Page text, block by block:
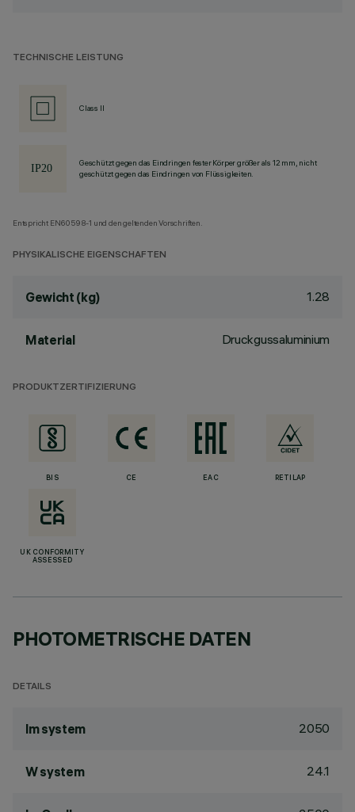
TECHNISCHE LEISTUNG
Class II
Geschützt gegen das Eindringen fester Körper größer als 12 mm, nicht
geschützt gegen das Eindringen von Flüssigkeiten.
Entspricht EN60598-1 und den geltenden Vorschriften.
PHYSIKALISCHE EIGENSCHAFTEN
Gewicht (kg) 1.28
Material Druckgussaluminium
PRODUKTZERTIFIZIERUNG
BIS CE EAC RETILAP
UK CONFORMITY
ASSESSED
PHOTOMETRISCHE DATEN
DETAILS
lm system 2050
W system 24.1